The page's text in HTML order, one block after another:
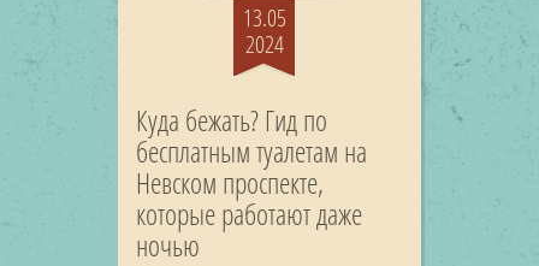
13.05
2024
Куда бежать? Гид по
бесплатным туалетам на
Невском проспекте,
которые работают даже
ночью